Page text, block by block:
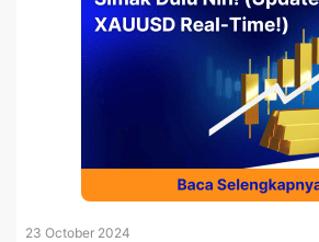
23 October 2024